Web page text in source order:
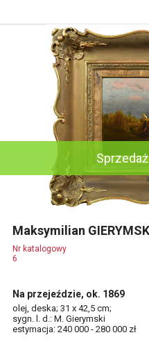
Maksymilian
Nr katalogowy
6
Na przejeździe, ok. 1869
olej, deska; 31 x 42,5 cm;
sygn. l. d.: M. Gierymski
estymacja: 240 000 - 280 000 zł